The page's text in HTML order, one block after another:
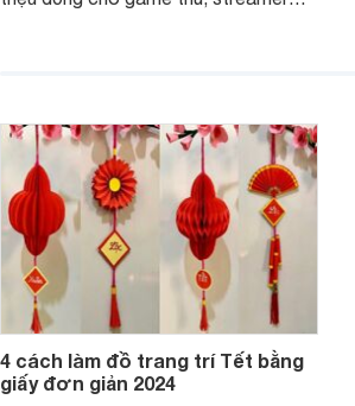
4 cách làm đồ trang trí Tết bằng
giấy đơn giản 2024